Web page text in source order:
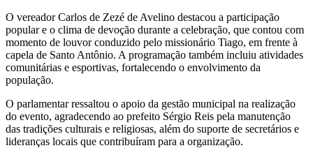
O vereadorCarlos de Zezé de Avelino destacou a participação
popular e o clima de devoção durante a celebração, que contou com
momento de louvor conduzido pelo missionário Tiago, em frente à
capela de Santo Antônio. A programação também incluiu atividades
comunitárias e esportivas, fortalecendo o envolvimento da
população.
O parlamentar ressaltou o apoio da gestão municipal na realização
do evento, agradecendo ao prefeito Sérgio Reis pela manutenção
das tradições culturais e religiosas, além do suporte de secretários e
lideranças locais que contribuíram para a organização.